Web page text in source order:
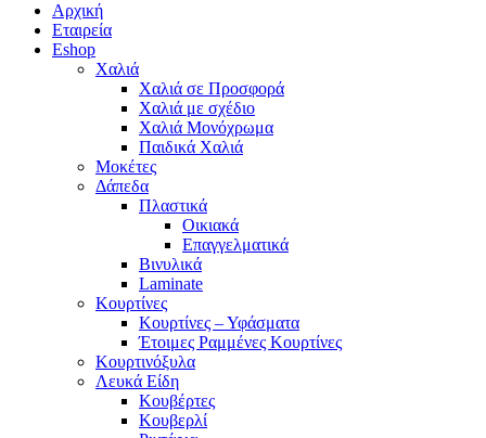
Αρχική
Εταιρεία
Eshop
Χαλιά
Χαλιά σε Προσφορά
Χαλιά με σχέδιο
Χαλιά Μονόχρωμα
Παιδικά Χαλιά
Μοκέτες
Δάπεδα
Πλαστικά
Οικιακά
Επαγγελματικά
Βινυλικά
Laminate
Κουρτίνες
Κουρτίνες – Υφάσματα
Έτοιμες Ραμμένες Κουρτίνες
Κουρτινόξυλα
Λευκά Είδη
Κουβέρτες
Κουβερλί